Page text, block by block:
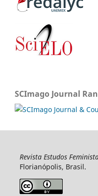
SCImago Journal
Revista Estudos
Florianópolis, Brasil.